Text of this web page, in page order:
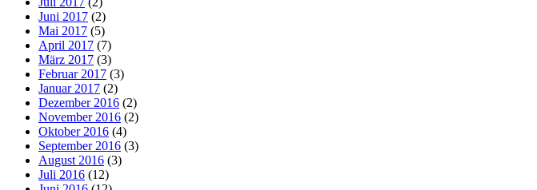
Juni 2017 (2)
Mai 2017 (5)
April 2017 (7)
März 2017 (3)
Februar 2017 (3)
Januar 2017 (2)
Dezember 2016 (2)
November 2016 (2)
Oktober 2016 (4)
September 2016 (3)
August 2016 (3)
Juli 2016 (12)